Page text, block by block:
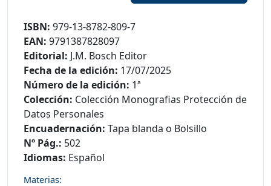
ISBN: 979-13-8782-809-7
EAN: 9791387828097
Editorial: J.M. Bosch Editor
Fecha de la edición: 17/07/2025
Número de la edición: 1ª
Colección: Colección Monografias Protección de
Datos Personales
Encuadernación: Tapa blanda o Bolsillo
Nº Pág.: 502
Idiomas: Español
Materias: